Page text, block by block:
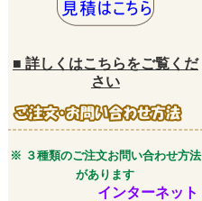
■ 詳しくはこちらをご覧くだ
さい
※ ３種類のご注文お問い合わせ方法
があります
インターネット